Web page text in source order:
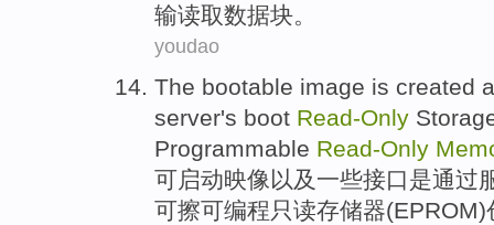
输读取数据块。
youdao
The bootable image is created
server's boot Read-Only
Programmable Read-Only
可启动映像 以及 一些接口是通过
可擦可编程只读存储器(EPROM)